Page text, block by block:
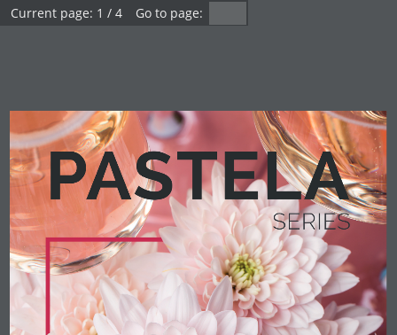
Pastela serie Cut
Mum 2024
Loading flippingbook...
Pastela serie Cut Mum 2024
1 / 4